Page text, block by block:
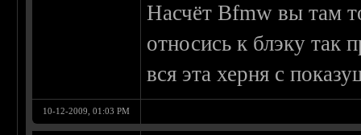
Насчёт Bfmw вы там
относись к блэку так
вся эта херня с
10-12-2009, 01:03 PM